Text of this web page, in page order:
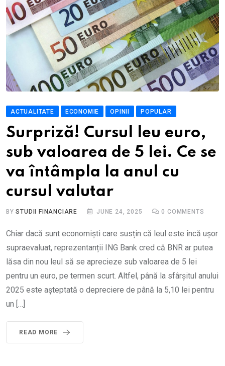
ACTUALITATE ECONOMIE OPINII POPULAR
Surpriză! Cursul leu euro,
sub valoarea de 5 lei. Ce se
va întâmpla la anul cu
cursul valutar
BYSTUDII FINANCIARE JUNE 24, 2025 0 COMMENTS
Chiar dacă sunt economiști care susțin că leul este încă ușor
supraevaluat, reprezentanții ING Bank cred că BNR ar putea
lăsa din nou leul să se aprecieze sub valoarea de 5 lei
pentru un euro, pe termen scurt. Altfel, până la sfârșitul anului
2025 este așteptată o depreciere de până la 5,10 lei pentru
un […]
READ MORE